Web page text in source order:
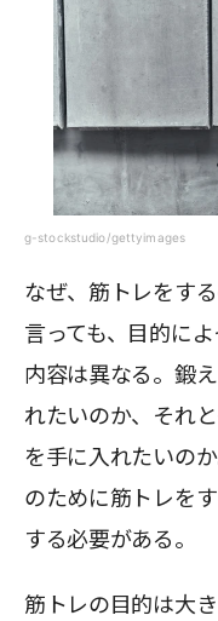
g-stockstudio/gettyimages
なぜ、筋トレをす
言っても、目的に
内容は異なる。鍛
れたいのか、それ
を手に入れたいの
のために筋トレを
する必要がある。
筋トレの目的は大